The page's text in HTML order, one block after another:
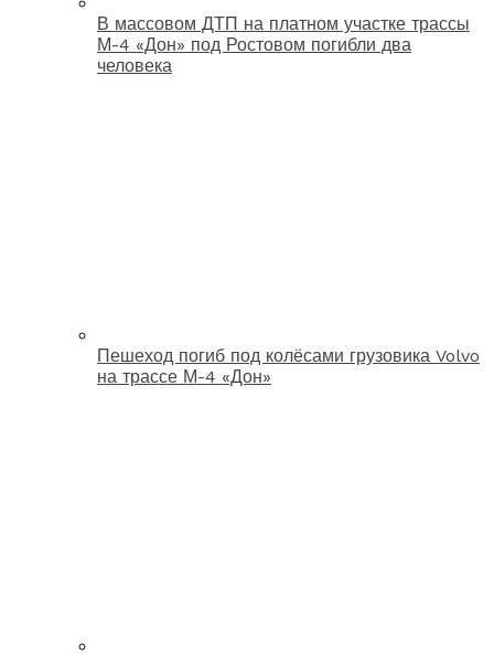
В массовом ДТП на платном участке трассы
М-4 «Дон» под Ростовом погибли два
человека
Пешеход погиб под колёсами грузовика Volvo
на трассе М-4 «Дон»